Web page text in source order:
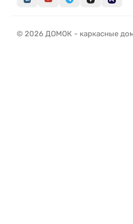
© 2026 ДОМОК - каркасные